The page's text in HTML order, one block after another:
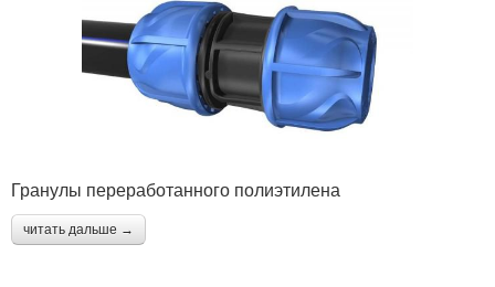
Гранулы переработанного полиэтилена
читать дальше →